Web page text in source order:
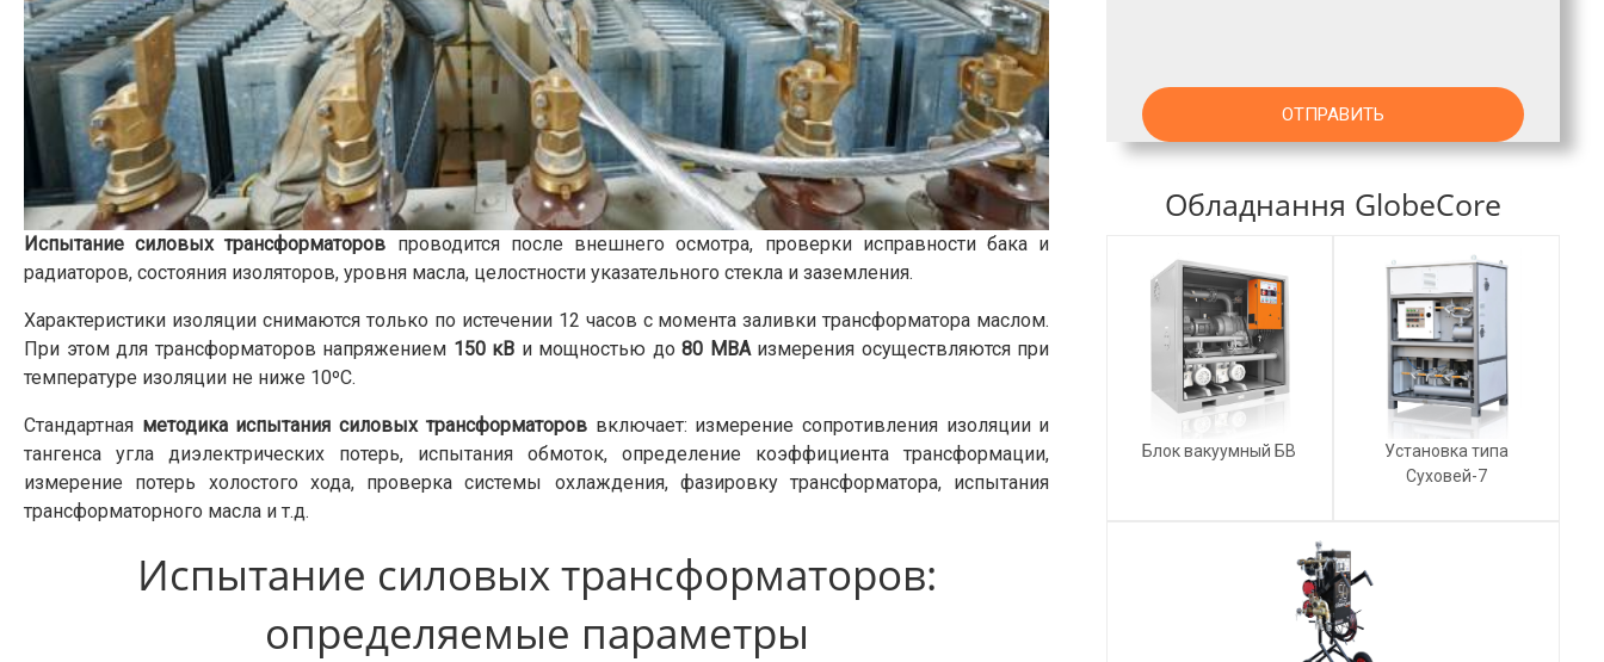
Испытание силовых трансформаторов проводится после внешнего осмотра, проверки исправности бака и
радиаторов, состояния изоляторов, уровня масла, целостности указательного стекла и заземления.
Характеристики изоляции снимаются только по истечении 12 часов с момента заливки трансформатора маслом.
При этом для трансформаторов напряжением 150 кВ и мощностью до80 МВАизмерения осуществляются при
температуре изоляции не ниже 10ºС.
Стандартная методика испытания силовых трансформатороввключает: измерение сопротивления изоляции и
тангенса угла диэлектрических потерь, испытания обмоток, определение коэффициента трансформации,
измерение потерь холостого хода, проверка системы охлаждения, фазировку трансформатора, испытания
трансформаторного масла и т.д.
Испытание силовых трансформаторов:
определяемые параметры
Обладнання GlobeCore
Блок вакуумный БВ
Установка типа
Суховей-7